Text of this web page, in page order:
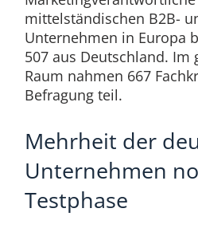
mittelständischen B2B-
Unternehmen in Europa
507 aus Deutschland. Im
Raum nahmen 667
Befragung teil.
Mehrheit der
Unternehmen
Testphase